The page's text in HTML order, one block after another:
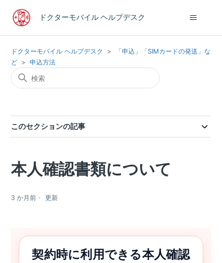
ドクターモバイル ヘルプデスク
ドクターモバイル ヘルプデスク
「申込」「SIMカードの発送」な
ど
申込方法
このセクションの記事
本人確認書類について
3 か月前 更新
契約時に利用できる本人確認